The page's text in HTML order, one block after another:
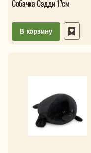
Собачка Сэдди 17см
В корзину